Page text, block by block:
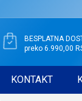
BESPLATNA
preko 6.990,00
KONTAKT